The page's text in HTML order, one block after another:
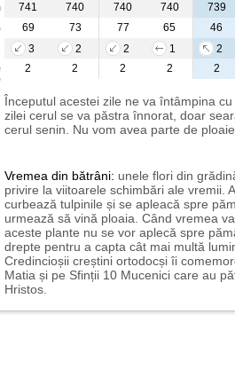
741
740 740 740 739
69
73 77 65 46
3
2 2 1 2
2
2 2 2 2
Începutul acestei zile ne va întâmpina
zilei cerul se va păstra înnorat, doar
cerul senin. Nu vom avea parte de ploaie.
Vremea din bătrâni: unele flori din
privire la viitoarele schimbări ale vremii.
curbează tulpinile și se apleacă spre
urmează să vină ploaia. Când vremea
aceste plante nu se vor aplecă spre
drepte pentru a capta cât mai multă
Credincioșii creștini ortodocși îi
Matia și pe Sfinții 10 Mucenici care au
Hristos.